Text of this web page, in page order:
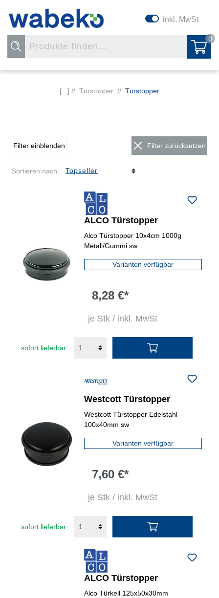
inkl. MwSt
0
[...] // Türstopper // Türstopper
Filter einblenden Filter zurücksetzen
Sortieren nach:
ALCO Türstopper
Alco Türstopper 10x4cm 1000g
Metall/Gummi sw
Varianten verfügbar
8,28 €*
je Stk / inkl. MwSt
sofort lieferbar
Westcott Türstopper
Westcott Türstopper Edelstahl
100x40mm sw
Varianten verfügbar
7,60 €*
je Stk / inkl. MwSt
sofort lieferbar
ALCO Türstopper
Alco Türkeil 125x50x30mm